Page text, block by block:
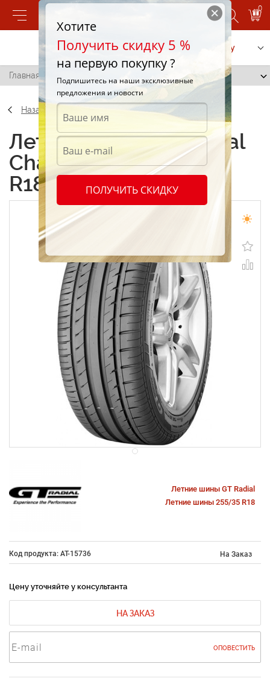
0
Позвонить Заказать услугу
Главная / GT Radial Champiro HPY 255/35 R18 94Y
Назад
Летние шины GT Radial
Champiro HPY 255/35
R18 94Y
Летние шины GT Radial
Летние шины 255/35 R18
Код продукта: AT-15736 На Заказ
Цену уточняйте у консультанта
НА ЗАКАЗ
ОПОВЕСТИТЬ
Хотите
Получить скидку 5 %
на первую покупку ?
Подпишитесь на наши эксклюзивные
предложения и новости
ПОЛУЧИТЬ СКИДКУ